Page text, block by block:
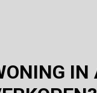
IN